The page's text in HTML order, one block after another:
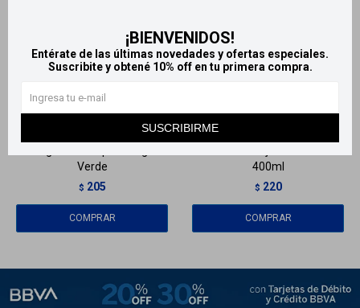
¡BIENVENIDOS!
Entérate de las últimas novedades y ofertas especiales.
Suscribite y obtené 10% off en tu primera compra.
SUSCRIBIRME
LlegaHOY
Verde
$ 205
LlegaHOY
400ml
$ 220